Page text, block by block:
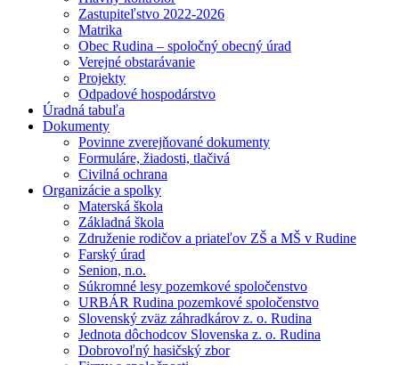
Zastupiteľstvo 2022-2026
Matrika
Obec Rudina – spoločný obecný úrad
Verejné obstarávanie
Projekty
Odpadové hospodárstvo
Úradná tabuľa
Dokumenty
Povinne zverejňované dokumenty
Formuláre, žiadosti, tlačivá
Civilná ochrana
Organizácie a spolky
Materská škola
Základná škola
Združenie rodičov a priateľov ZŠ a MŠ v Rudine
Farský úrad
Senion, n.o.
Súkromné lesy pozemkové spoločenstvo
URBÁR Rudina pozemkové spoločenstvo
Slovenský zväz záhradkárov z. o. Rudina
Jednota dôchodcov Slovenska z. o. Rudina
Dobrovoľný hasičský zbor